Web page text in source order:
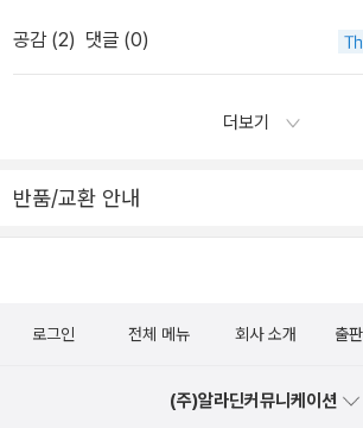
습니다. 아이디어가 좋았던 두 책입니다. 특히
눈' 완전 제 스타일이예요. '어제의 세계'는 판타
'리피트'는 공상과학으로 분류애햐할지? '백설
러로 분류해야할지? 고민하게 한 책들^^ 미스
를 파악해버려서 살짝 긴장감이떨어졌어요. 3
위해 누군가를 죽여야하는, 서바이벌 살육이
장르가 약간 달라요. '모킹제이'는 솔직히 공상
점, 그러나 블랙코미디에 가깝고,'24시간7일'
게 만든책인데, 너무 재미있게 읽었어요. 이 책
공감 (2) 댓글 (0)
더보기
반품/교환 안내
로그인 전체 메뉴 회사 소개 출
(주)알라딘커뮤니케이션